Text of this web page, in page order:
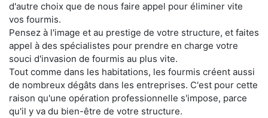
d'autre choix que de nous faire appel pour éliminer vite
vos fourmis.
Pensez à l'image et au prestige de votre structure, et faites
appel à des spécialistes pour prendre en charge votre
souci d'invasion de fourmis au plus vite.
Tout comme dans les habitations, les fourmis créent aussi
de nombreux dégâts dans les entreprises. C'est pour cette
raison qu'une opération professionnelle s'impose, parce
qu'il y va du bien-être de votre structure.